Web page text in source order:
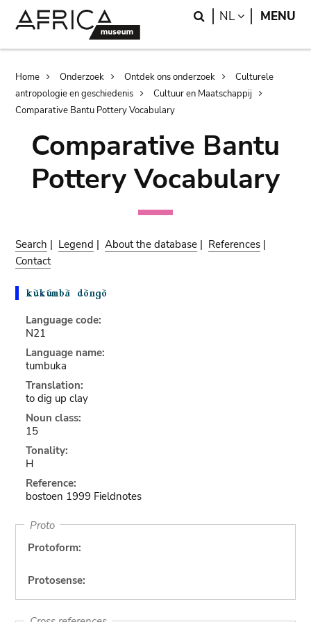
Search
NL LANGUAGE
MENU
Breadcrumb
Home Onderzoek Ontdek ons onderzoek
Culturele
antropologie en geschiedenis
Cultuur en Maatschappij
Comparative Bantu Pottery Vocabulary
Comparative Bantu
Pottery Vocabulary
Search | Legend |About the database | References |
Contact
Language code:
N21
Language name:
tumbuka
Translation:
to dig up clay
Noun class:
15
Tonality:
H
Reference:
bostoen 1999 Fieldnotes
Proto
Protoform:
Protosense: